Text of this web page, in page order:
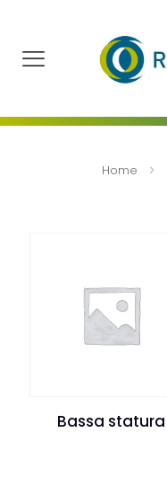
Home
Bassa statura